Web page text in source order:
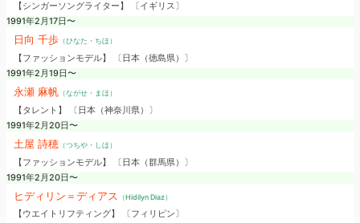
【シンガーソングライター】 〔イギリス〕
1991年2月17日〜
日向 千歩（ひなた・ちほ）
【ファッションモデル】 〔日本（徳島県）〕
1991年2月19日〜
永瀬 麻帆（ながせ・まほ）
【タレント】 〔日本（神奈川県）〕
1991年2月20日〜
土屋 詩穂 （つちや・しほ）
【ファッションモデル】 〔日本（群馬県）〕
1991年2月20日〜
ヒディリン＝ディアス （Hidilyn Diaz）
【ウエイトリフティング】 〔フィリピン〕